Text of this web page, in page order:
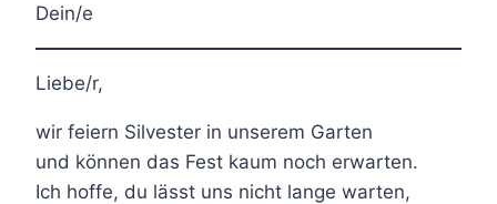
Dein/e
Liebe/r,
wir feiern Silvester in unserem Garten
und können das Fest kaum noch erwarten.
Ich hoffe, du lässt uns nicht lange warten,